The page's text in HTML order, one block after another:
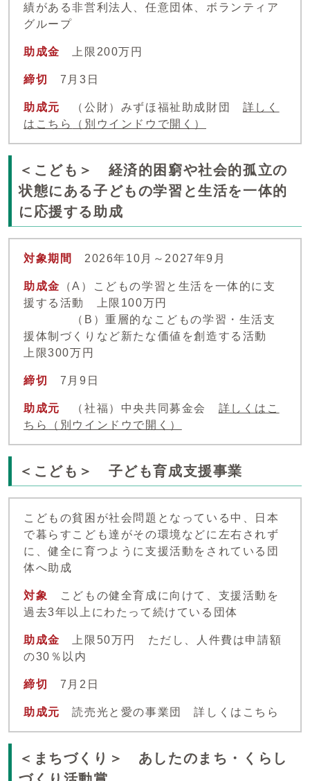
績がある非営利法人、任意団体、ボランティア
グループ
助成金 上限200万円
締切 7月3日
助成元 （公財）みずほ福祉助成財団 詳しく
はこちら
（別ウインドウで開く）
＜こども＞ 経済的困窮や社会的孤立の
状態にある子どもの学習と生活を一体的
に応援する助成
対象期間 2026年10月～2027年9月
助成金
（A）こどもの学習と生活を一体的に支
援する活動 上限100万円
（B）重層的なこどもの学習・生活支
援体制づくりなど新たな価値を創造する活動
上限300万円
締切 7月9日
助成元 （社福）中央共同募金会 詳しくはこ
ちら
（別ウインドウで開く）
＜こども＞ 子ども育成支援事業
こどもの貧困が社会問題となっている中、日本
で暮らすこども達がその環境などに左右されず
に、健全に育つように支援活動をされている団
体へ助成
対象
こどもの健全育成に向けて、支援活動を
過去3年以上にわたって続けている団体
助成金
上限50万円 ただし、人件費は申請額
の30％以内
締切 7月2日
助成元 読売光と愛の事業団 詳しくはこちら
＜まちづくり＞ あしたのまち・くらし